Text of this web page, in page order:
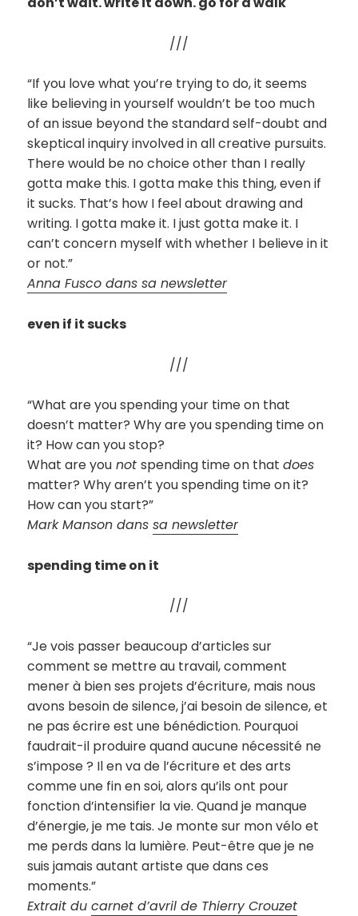
///
“If you love what you’re trying to do, it seems
like believing in yourself wouldn’t be too much
of an issue beyond the standard self-doubt and
skeptical inquiry involved in all creative pursuits.
There would be no choice other than I really
gotta make this. I gotta make this thing, even if
it sucks. That’s how I feel about drawing and
writing. I gotta make it. I just gotta make it. I
can’t concern myself with whether I believe in it
or not.”
Anna Fusco dans sa newsletter
even if it sucks
///
“What are you spending your time on that
doesn’t matter? Why are you spending time on
it? How can you stop?
What are you notspending time on thatdoes
matter? Why aren’t you spending time on it?
How can you start?”
Mark Manson danssa newsletter
spending time on it
///
“Je vois passer beaucoup d’articles sur
comment se mettre au travail, comment
mener à bien ses projets d’écriture, mais nous
avons besoin de silence, j’ai besoin de silence, et
ne pas écrire est une bénédiction. Pourquoi
faudrait-il produire quand aucune nécessité ne
s’impose ? Il en va de l’écriture et des arts
comme une fin en soi, alors qu’ils ont pour
fonction d’intensifier la vie. Quand je manque
d’énergie, je me tais. Je monte sur mon vélo et
me perds dans la lumière. Peut-être que je ne
suis jamais autant artiste que dans ces
moments.”
Extrait ducarnet d’avril de Thierry Crouzet